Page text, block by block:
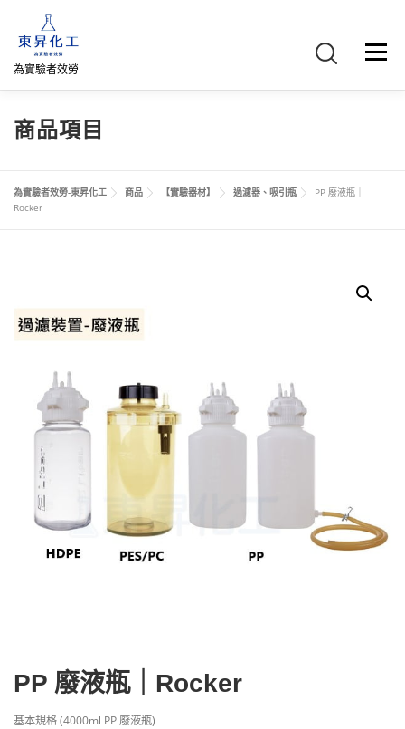
為實驗者效勞
選單
首頁 關於我們
網路商店 直購專區 詢價車、購物車/會員
商品項目
為實驗者效勞-東昇化工 商品 【實驗器材】 過濾器、吸引瓶
PP 廢液瓶｜
Rocker
PP 廢液瓶｜Rocker
基本規格 (4000ml PP 廢液瓶)